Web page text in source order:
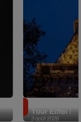
3 août 2026
Tour Eiffel !